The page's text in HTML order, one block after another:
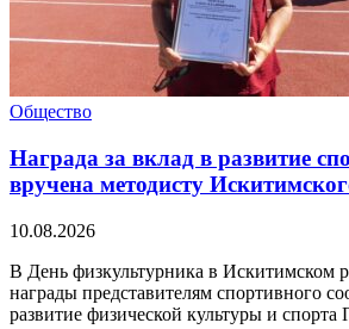
Общество
Награда за вклад в развитие
вручена методисту
10.08.2026
В День физкультурника в Искитимском
награды представителям спортивного
развитие физической культуры и спорта